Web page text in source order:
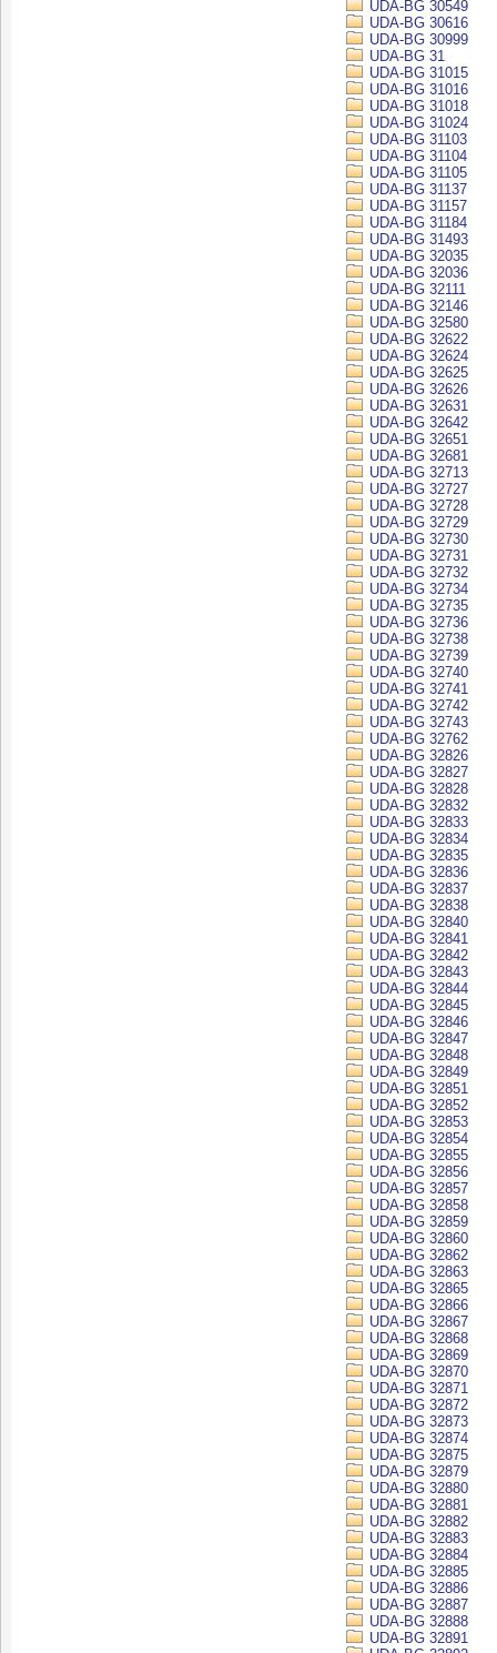
UDA-BG 30549
UDA-BG 30616
UDA-BG 30999
UDA-BG 31
UDA-BG 31015
UDA-BG 31016
UDA-BG 31018
UDA-BG 31024
UDA-BG 31103
UDA-BG 31104
UDA-BG 31105
UDA-BG 31137
UDA-BG 31157
UDA-BG 31184
UDA-BG 31493
UDA-BG 32035
UDA-BG 32036
UDA-BG 32111
UDA-BG 32146
UDA-BG 32580
UDA-BG 32622
UDA-BG 32624
UDA-BG 32625
UDA-BG 32626
UDA-BG 32631
UDA-BG 32642
UDA-BG 32651
UDA-BG 32681
UDA-BG 32713
UDA-BG 32727
UDA-BG 32728
UDA-BG 32729
UDA-BG 32730
UDA-BG 32731
UDA-BG 32732
UDA-BG 32734
UDA-BG 32735
UDA-BG 32736
UDA-BG 32738
UDA-BG 32739
UDA-BG 32740
UDA-BG 32741
UDA-BG 32742
UDA-BG 32743
UDA-BG 32762
UDA-BG 32826
UDA-BG 32827
UDA-BG 32828
UDA-BG 32832
UDA-BG 32833
UDA-BG 32834
UDA-BG 32835
UDA-BG 32836
UDA-BG 32837
UDA-BG 32838
UDA-BG 32840
UDA-BG 32841
UDA-BG 32842
UDA-BG 32843
UDA-BG 32844
UDA-BG 32845
UDA-BG 32846
UDA-BG 32847
UDA-BG 32848
UDA-BG 32849
UDA-BG 32851
UDA-BG 32852
UDA-BG 32853
UDA-BG 32854
UDA-BG 32855
UDA-BG 32856
UDA-BG 32857
UDA-BG 32858
UDA-BG 32859
UDA-BG 32860
UDA-BG 32862
UDA-BG 32863
UDA-BG 32865
UDA-BG 32866
UDA-BG 32867
UDA-BG 32868
UDA-BG 32869
UDA-BG 32870
UDA-BG 32871
UDA-BG 32872
UDA-BG 32873
UDA-BG 32874
UDA-BG 32875
UDA-BG 32879
UDA-BG 32880
UDA-BG 32881
UDA-BG 32882
UDA-BG 32883
UDA-BG 32884
UDA-BG 32885
UDA-BG 32886
UDA-BG 32887
UDA-BG 32888
UDA-BG 32891